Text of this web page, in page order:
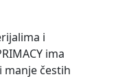
i
ima
manje čestih